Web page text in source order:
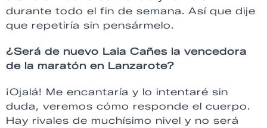
durante todo el fin de semana. Así que dije
que repetiría sin pensármelo.
¿Será de nuevo Laia Cañes la vencedora
de la maratón en Lanzarote?
¡Ojalá! Me encantaría y lo intentaré sin
duda, veremos cómo responde el cuerpo.
Hay rivales de muchísimo nivel y no será